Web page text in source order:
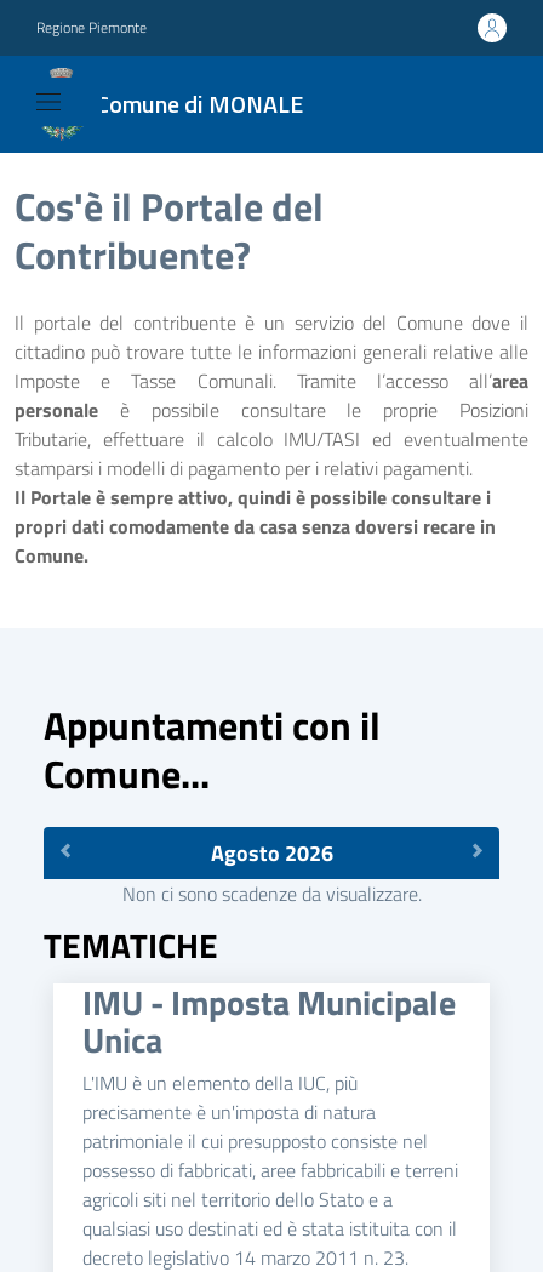
Regione Piemonte
Comune di MONALE
Cos'è il Portale del
Contribuente?
Il portale del contribuente è un servizio del Comune dove il
cittadino può trovare tutte le informazioni generali relative alle
Imposte e Tasse Comunali. Tramite l’accesso all’area
personale
è possibile consultare le proprie Posizioni
Tributarie, effettuare il calcolo IMU/TASI ed eventualmente
stamparsi i modelli di pagamento per i relativi pagamenti.
Il Portale è sempre attivo, quindi è possibile consultare i
propri dati comodamente da casa senza doversi recare in
Comune.
Appuntamenti con il
Comune...
Agosto 2026
Non ci sono scadenze da visualizzare.
TEMATICHE
IMU - Imposta Municipale
Unica
L'IMU è un elemento della IUC, più
precisamente è un'imposta di natura
patrimoniale il cui presupposto consiste nel
possesso di fabbricati, aree fabbricabili e terreni
agricoli siti nel territorio dello Stato e a
qualsiasi uso destinati ed è stata istituita con il
decreto legislativo 14 marzo 2011 n. 23.